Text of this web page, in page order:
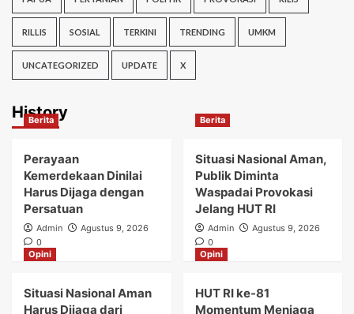
RILLIS SOSIAL TERKINI TRENDING UMKM
UNCATEGORIZED UPDATE X
History
Berita
Perayaan
Kemerdekaan Dinilai
Harus Dijaga dengan
Persatuan
Admin
Agustus 9, 2026
0
Berita
Situasi Nasional Aman,
Publik Diminta
Waspadai Provokasi
Jelang HUT RI
Admin
Agustus 9, 2026
0
Opini
Situasi Nasional Aman
Harus Dijaga dari
Opini
HUT RI ke-81
Momentum Menjaga